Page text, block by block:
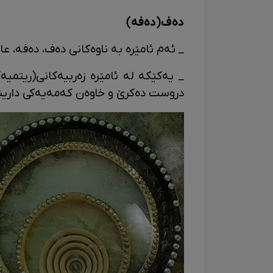
دەف(دەفە)
_ ئەم ئامێرە بە ناوەکانی دەف، دەفە،
_ یەکێکە لە ئامێرە
دروست دەکرێ و خاوەن کەمەیەکی